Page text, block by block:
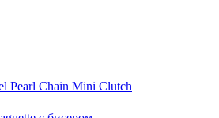
Pearl Chain Mini Clutch